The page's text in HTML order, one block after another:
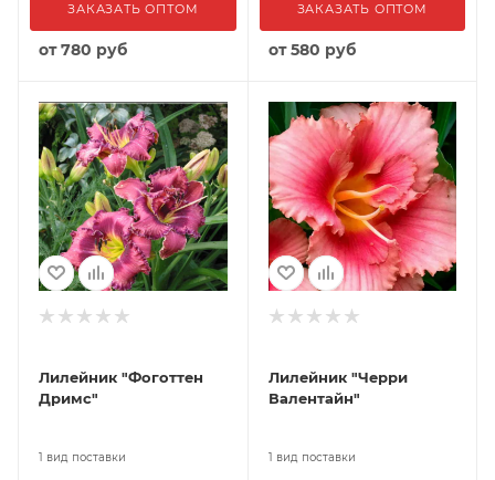
ЗАКАЗАТЬ ОПТОМ
от780 руб
ЗАКАЗАТЬ ОПТОМ
от580 руб
Лилейник "Фоготтен
Дримс"
1 вид поставки
Лилейник "Черри
Валентайн"
1 вид поставки